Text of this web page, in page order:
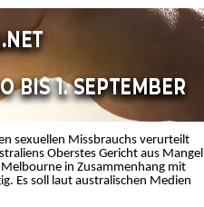
sexuellen Missbrauchs verurteilt
Oberstes Gericht aus Mangel
in Zusammenhang mit
Es soll laut australischen Medien